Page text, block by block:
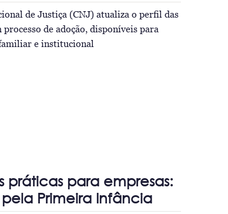
de Justiça (CNJ) atualiza o perfil das
processo de adoção, disponíveis para
e institucional
práticas para empresas:
Primeira Infância